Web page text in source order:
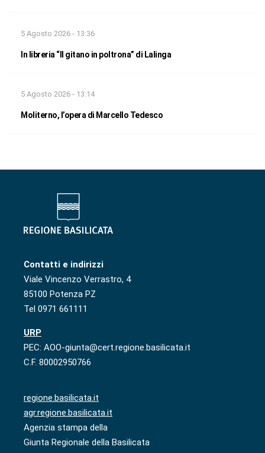
5 Agosto 2026 - 13:36
In libreria “Il gitano in poltrona” di Lalinga
5 Agosto 2026 - 13:14
Moliterno, l’opera di Marcello Tedesco
Contatti e indirizzi
Viale Vincenzo Verrastro, 4
85100 Potenza PZ
Tel 0971 661111
URP
PEC: AOO-giunta@cert.regione.basilicata.it
C.F. 80002950766
regione.basilicata.it
agr.regione.basilicata.it
Agenzia stampa della
Giunta Regionale della Basilicata